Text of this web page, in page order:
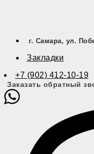
г. Самара, ул.
Закладки
+7 (902) 412-10-19
Заказать обратный